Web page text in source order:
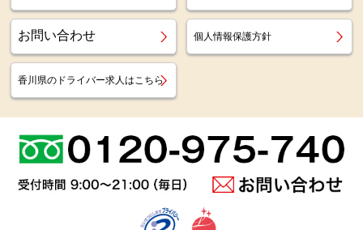
お問い合わせ 個人情報保護方針
香川県のドライバー求人はこちら